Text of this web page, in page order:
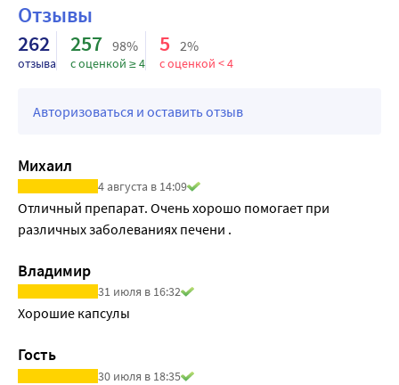
Отзывы
262
отзыва
257 98%
с оценкой ≥ 4
5 2%
с оценкой < 4
Авторизоваться и оставить отзыв
Михаил
4 августа в 14:09
Отличный препарат. Очень хорошо помогает при
различных заболеваниях печени .
Владимир
31 июля в 16:32
Хорошие капсулы
Гость
30 июля в 18:35